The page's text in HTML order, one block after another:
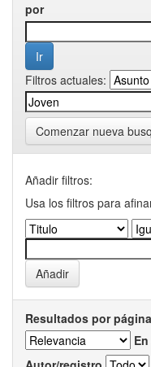
por
Filtros actuales:
Comenzar nueva
Añadir filtros:
Usa los filtros para
Resultados por página